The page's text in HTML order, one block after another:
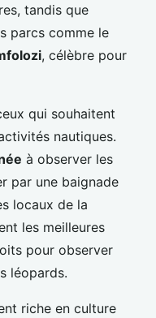
tandis que
parcs comme le
, célèbre pour
qui souhaitent
nautiques.
à observer les
par une baignade
locaux de la
les meilleures
pour observer
léopards.
riche en culture